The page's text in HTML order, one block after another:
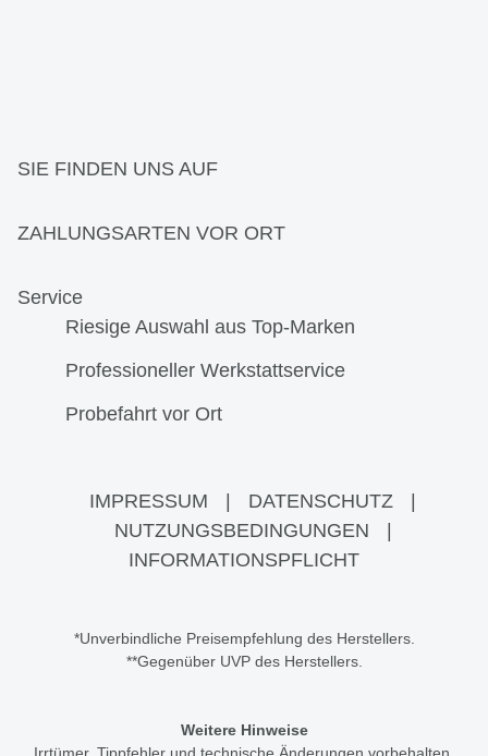
SIE FINDEN UNS AUF
ZAHLUNGSARTEN VOR ORT
Service
Riesige Auswahl aus Top-Marken
Professioneller Werkstattservice
Probefahrt vor Ort
IMPRESSUM DATENSCHUTZ
NUTZUNGSBEDINGUNGEN
INFORMATIONSPFLICHT
*Unverbindliche Preisempfehlung des Herstellers.
**Gegenüber UVP des Herstellers.
Weitere Hinweise